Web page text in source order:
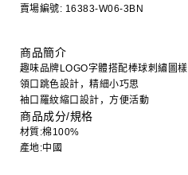
賣場編號: 16383-W06-3BN
商品簡介
趣味品牌LOGO字體搭配棒球刺繡圖樣
領口跳色設計，精細小巧思
袖口羅紋縮口設計，方便活動
商品成分/規格
材質:棉100%
產地:中國